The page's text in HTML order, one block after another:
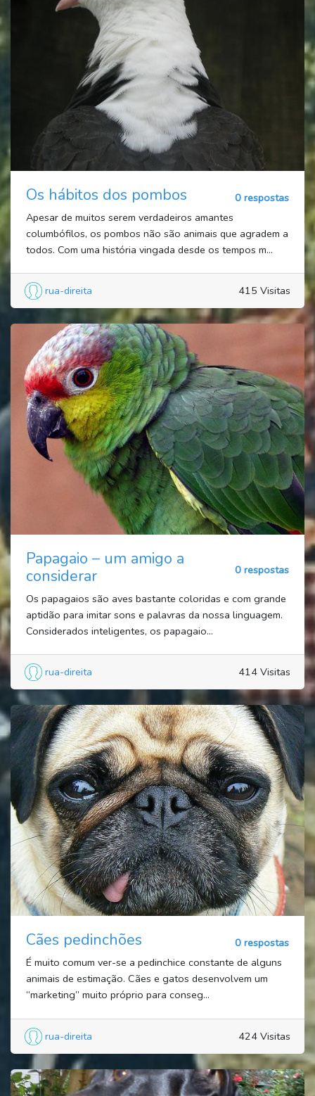
Os hábitos dos pombos
0 respostas
Apesar de muitos serem verdadeiros amantes
columbófilos, os pombos não são animais que agradem a
todos. Com uma história vingada desde os tempos m...
rua-direita 415 Visitas
Papagaio – um amigo a
considerar
0 respostas
Os papagaios são aves bastante coloridas e com grande
aptidão para imitar sons e palavras da nossa linguagem.
Considerados inteligentes, os papagaio...
rua-direita 414 Visitas
Cães pedinchões
0 respostas
É muito comum ver-se a pedinchice constante de alguns
animais de estimação. Cães e gatos desenvolvem um
“marketing” muito próprio para conseg...
rua-direita 424 Visitas